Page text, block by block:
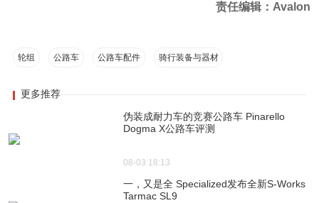
责任编辑：Avalon
轮组 公路车 公路车配件 骑行装备与器材
更多推荐
伪装成耐力车的竞赛公路车 Pinarello
Dogma X公路车评测
08-03 18:13
一，又是全 Specialized发布全新S-Works
Tarmac SL9